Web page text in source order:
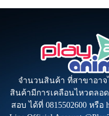
จำนวนสินค้า ที่สาขาอาจ
สินค้ามีการเคลือนไหวตลอ
สอบ ได้ที่ 0815502600 หรือ